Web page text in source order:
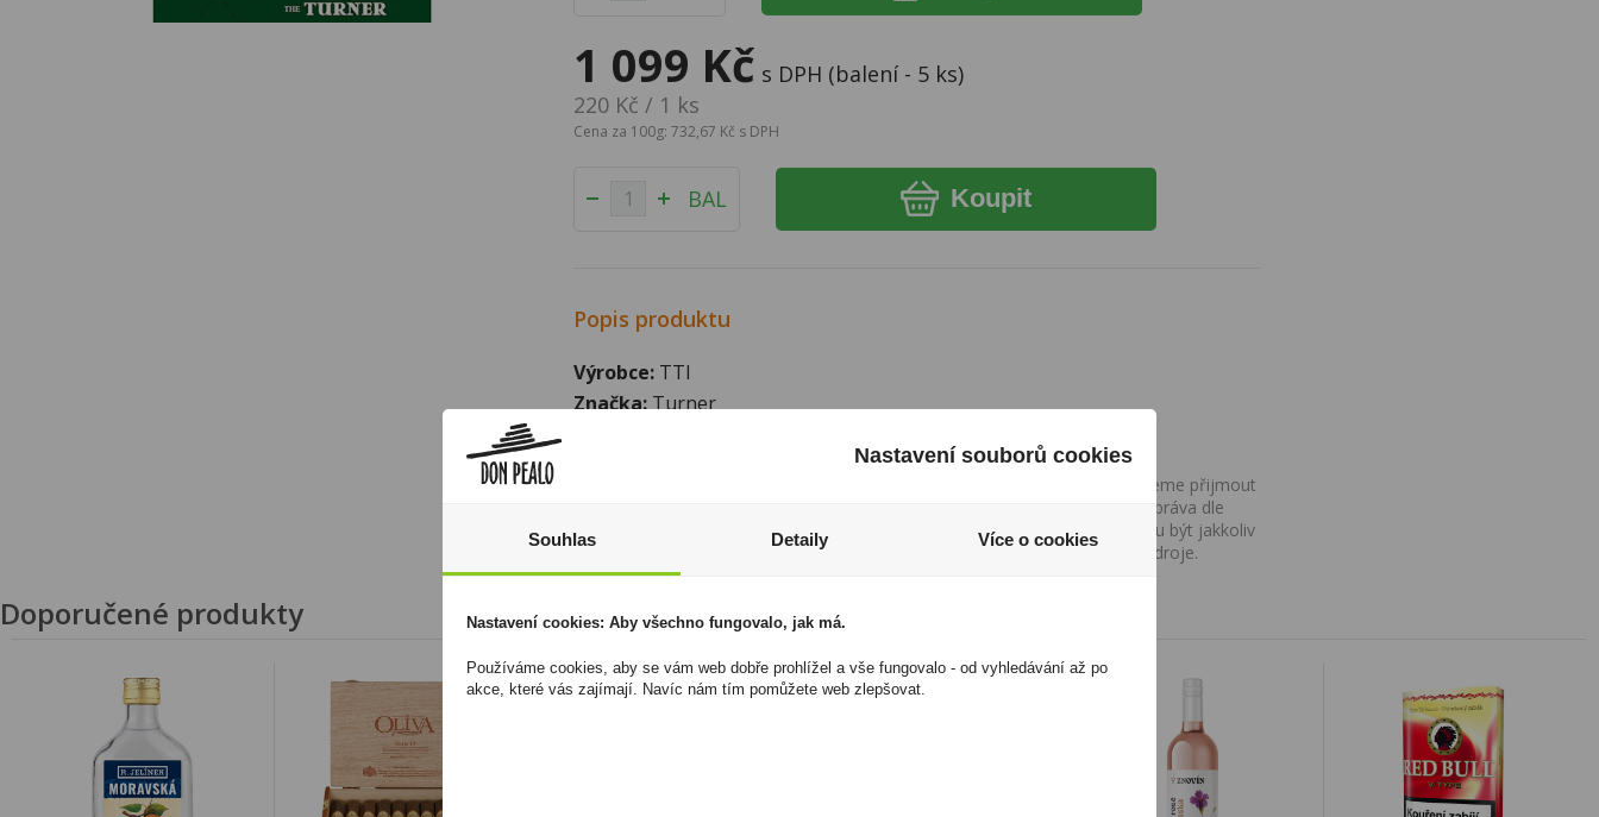
1 099 Kč s DPH (balení - 5 ks)
220 Kč / 1 ks
Cena za 100g: 732,67 Kč s DPH
BAL Koupit
Popis produktu
Výrobce: TTI
Značka:Turner
I přesto, že jsou informace o výrobcích pravidelně aktualizovány, nemůžeme přijmout
odpovědnost za jakékoliv nesprávné informace. To však nemá vliv na Vaše práva dle
zákona. Tyto informace jsou podávány pouze pro osobní použití a nemohou být jakkoliv
kopírovány bez předchozího souhlasu DonPealo ani bez řádného uvedení zdroje.
Doporučené produkty
Nastavení souborů cookies
Souhlas Detaily Více o cookies
Nastavení cookies: Aby všechno fungovalo, jak má.
Používáme cookies, aby se vám web dobře prohlížel a vše fungovalo - od vyhledávání až po
akce, které vás zajímají. Navíc nám tím pomůžete web zlepšovat.